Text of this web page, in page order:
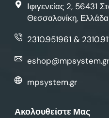
Ιφιγενείας 2, 56431
Θεσσαλονίκη, Ελλάδα
2310.951961 &
eshop@mpsystem.gr
mpsystem.gr
Ακολουθείστε Μας